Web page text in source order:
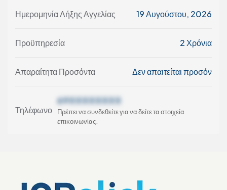
Ημερομηνία Λήξης Αγγελίας 19 Αυγούστου, 2026
Προϋπηρεσία 2 Χρόνια
Απαραίτητα Προσόντα Δεν απαιτείται προσόν
Τηλέφωνο
69XXXXXXXX
Πρέπει να συνδεθείτε για να δείτε τα στοιχεία
επικοινωνίας.